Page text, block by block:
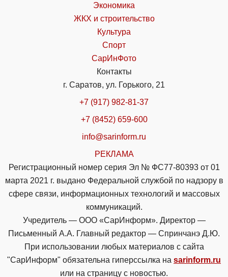
Экономика
ЖКХ и строительство
Культура
Спорт
СарИнФото
Контакты
г. Саратов, ул. Горького, 21
+7 (917) 982-81-37
+7 (8452) 659-600
info@sarinform.ru
РЕКЛАМА
Регистрационный номер серия Эл № ФС77-80393 от 01
марта 2021 г. выдано Федеральной службой по надзору в
сфере связи, информационных технологий и массовых
коммуникаций.
Учредитель — ООО «СарИнформ». Директор —
Письменный А.А. Главный редактор — Спринчанэ Д.Ю.
При использовании любых материалов с сайта
"СарИнформ" обязательна гиперссылка на sarinform.ru
или на страницу с новостью.